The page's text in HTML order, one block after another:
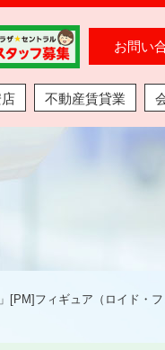
お問い
不動産賃貸業
[PM]フィギュア（ロイド・フ